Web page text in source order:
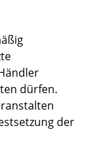
dürfen.
der